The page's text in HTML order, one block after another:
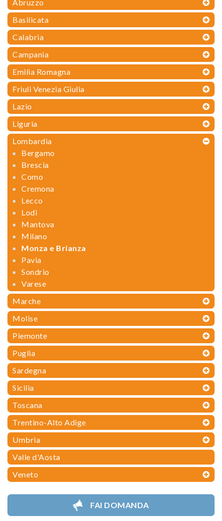
Abruzzo
Basilicata
Calabria
Campania
Emilia Romagna
Friuli Venezia Giulia
Lazio
Liguria
Lombardia
Bergamo
Brescia
Como
Cremona
Lecco
Lodi
Mantova
Milano
Monza e Brianza
Pavia
Sondrio
Varese
Marche
Molise
Piemonte
Puglia
Sardegna
Sicilia
Toscana
Trentino-Alto Adige
Umbria
Valle d'Aosta
Veneto
FAI DOMANDA